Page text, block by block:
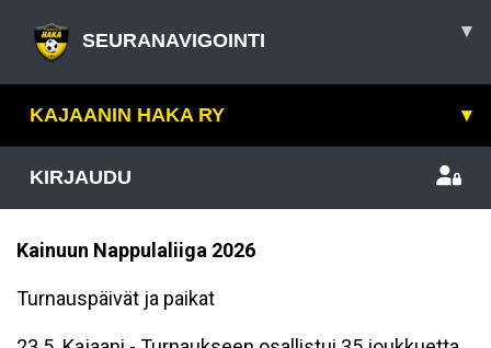
SEURANAVIGOINTI ▾
KAJAANIN HAKA RY ▾
KIRJAUDU
Kainuun Nappulaliiga 2026
Turnauspäivät ja paikat